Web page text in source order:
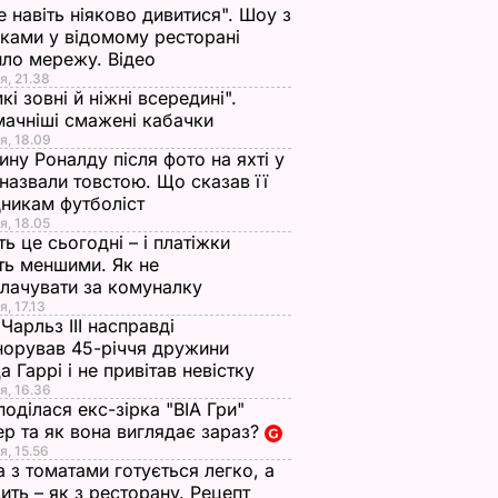
навіть ніяково дивитися". Шоу з
у відомому ресторані
мережу. Відео
21.38
зовні й ніжні всередині".
смажені кабачки
18.09
Роналду після фото на яхті у
назвали товстою. Що сказав її
футболіст
18.05
це сьогодні – і платіжки
меншими. Як не
за комуналку
17.13
III насправді
45-річчя дружини
Гаррі і не привітав невістку
16.36
екс-зірка "ВІА Гри"
та як вона виглядає зараз?
15.56
з томатами готується легко, а
– як з ресторану. Рецепт